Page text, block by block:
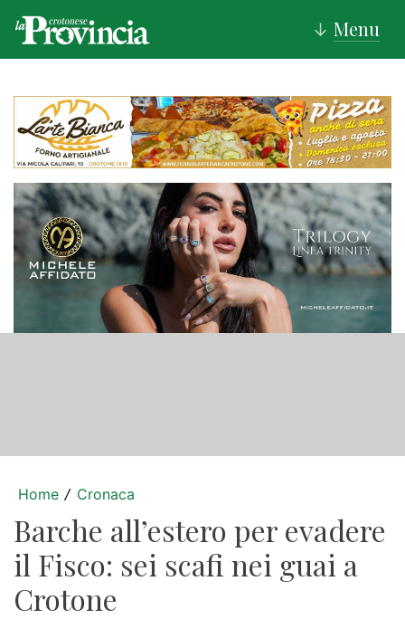
↓ Menu
Home / Cronaca
Barche all’estero per evadere
il Fisco: sei scafi nei guai a
Crotone